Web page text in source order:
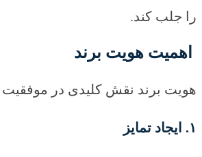
را جلب کند.
اهمیت هویت برند
هویت برند نقش کلیدی در موفقیت
۱. ایجاد تمایز